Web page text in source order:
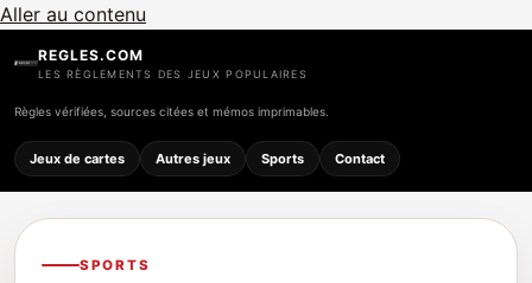
Aller au contenu
REGLES.COM
LES RÈGLEMENTS DES JEUX POPULAIRES
Règles vérifiées, sources citées et mémos imprimables.
Jeux de cartes Autres jeux Sports Contact
SPORTS